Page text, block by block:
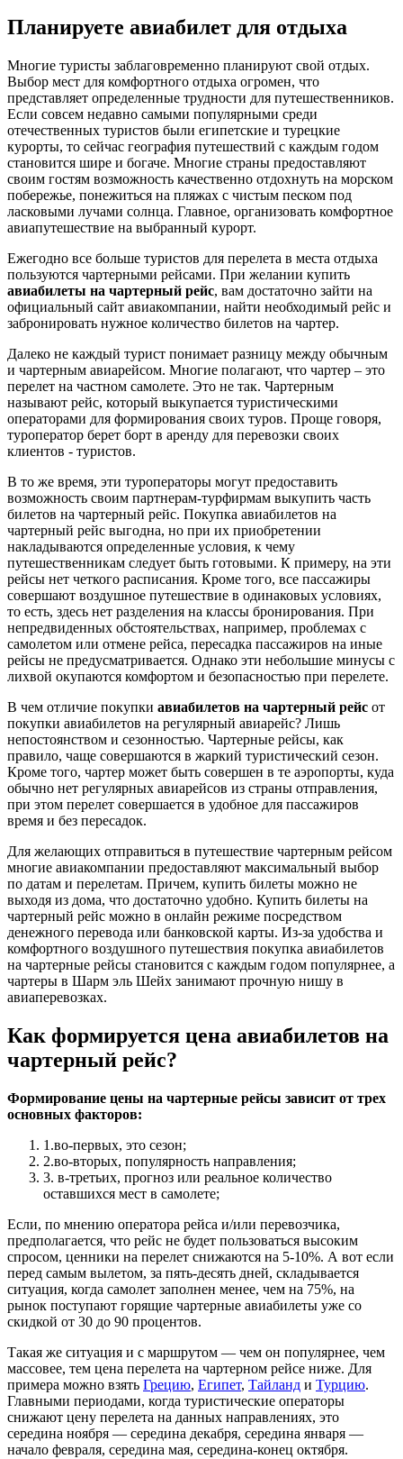
Планируете авиабилет для отдыха
Многие туристы заблаговременно планируют свой отдых.
Выбор мест для комфортного отдыха огромен, что
представляет определенные трудности для путешественников.
Если совсем недавно самыми популярными среди
отечественных туристов были египетские и турецкие
курорты, то сейчас география путешествий с каждым годом
становится шире и богаче. Многие страны предоставляют
своим гостям возможность качественно отдохнуть на морском
побережье, понежиться на пляжах с чистым песком под
ласковыми лучами солнца. Главное, организовать комфортное
авиапутешествие на выбранный курорт.
Ежегодно все больше туристов для перелета в места отдыха
пользуются чартерными рейсами. При желании купить
авиабилеты на чартерный рейс, вам достаточно зайти на
официальный сайт авиакомпании, найти необходимый рейс и
забронировать нужное количество билетов на чартер.
Далеко не каждый турист понимает разницу между обычным
и чартерным авиарейсом. Многие полагают, что чартер – это
перелет на частном самолете. Это не так. Чартерным
называют рейс, который выкупается туристическими
операторами для формирования своих туров. Проще говоря,
туроператор берет борт в аренду для перевозки своих
клиентов - туристов.
В то же время, эти туроператоры могут предоставить
возможность своим партнерам-турфирмам выкупить часть
билетов на чартерный рейс. Покупка авиабилетов на
чартерный рейс выгодна, но при их приобретении
накладываются определенные условия, к чему
путешественникам следует быть готовыми. К примеру, на эти
рейсы нет четкого расписания. Кроме того, все пассажиры
совершают воздушное путешествие в одинаковых условиях,
то есть, здесь нет разделения на классы бронирования. При
непредвиденных обстоятельствах, например, проблемах с
самолетом или отмене рейса, пересадка пассажиров на иные
рейсы не предусматривается. Однако эти небольшие минусы с
лихвой окупаются комфортом и безопасностью при перелете.
В чем отличие покупки авиабилетов на чартерный рейс от
покупки авиабилетов на регулярный авиарейс? Лишь
непостоянством и сезонностью. Чартерные рейсы, как
правило, чаще совершаются в жаркий туристический сезон.
Кроме того, чартер может быть совершен в те аэропорты, куда
обычно нет регулярных авиарейсов из страны отправления,
при этом перелет совершается в удобное для пассажиров
время и без пересадок.
Для желающих отправиться в путешествие чартерным рейсом
многие авиакомпании предоставляют максимальный выбор
по датам и перелетам. Причем, купить билеты можно не
выходя из дома, что достаточно удобно. Купить билеты на
чартерный рейс можно в онлайн режиме посредством
денежного перевода или банковской карты. Из-за удобства и
комфортного воздушного путешествия покупка авиабилетов
на чартерные рейсы становится с каждым годом популярнее, а
чартеры в Шарм эль Шейх занимают прочную нишу в
авиаперевозках.
Как формируется цена авиабилетов на
чартерный рейс?
Формирование цены на чартерные рейсы зависит от трех
основных факторов:
1.во-первых, это сезон;
2.во-вторых, популярность направления;
3. в-третьих, прогноз или реальное количество
оставшихся мест в самолете;
Если, по мнению оператора рейса и/или перевозчика,
предполагается, что рейс не будет пользоваться высоким
спросом, ценники на перелет снижаются на 5-10%. А вот если
перед самым вылетом, за пять-десять дней, складывается
ситуация, когда самолет заполнен менее, чем на 75%, на
рынок поступают горящие чартерные авиабилеты уже со
скидкой от 30 до 90 процентов.
Такая же ситуация и с маршрутом — чем он популярнее, чем
массовее, тем цена перелета на чартерном рейсе ниже. Для
примера можно взять Грецию, Египет, Тайланд и Турцию.
Главными периодами, когда туристические операторы
снижают цену перелета на данных направлениях, это
середина ноября — середина декабря, середина января —
начало февраля, середина мая, середина-конец октября.